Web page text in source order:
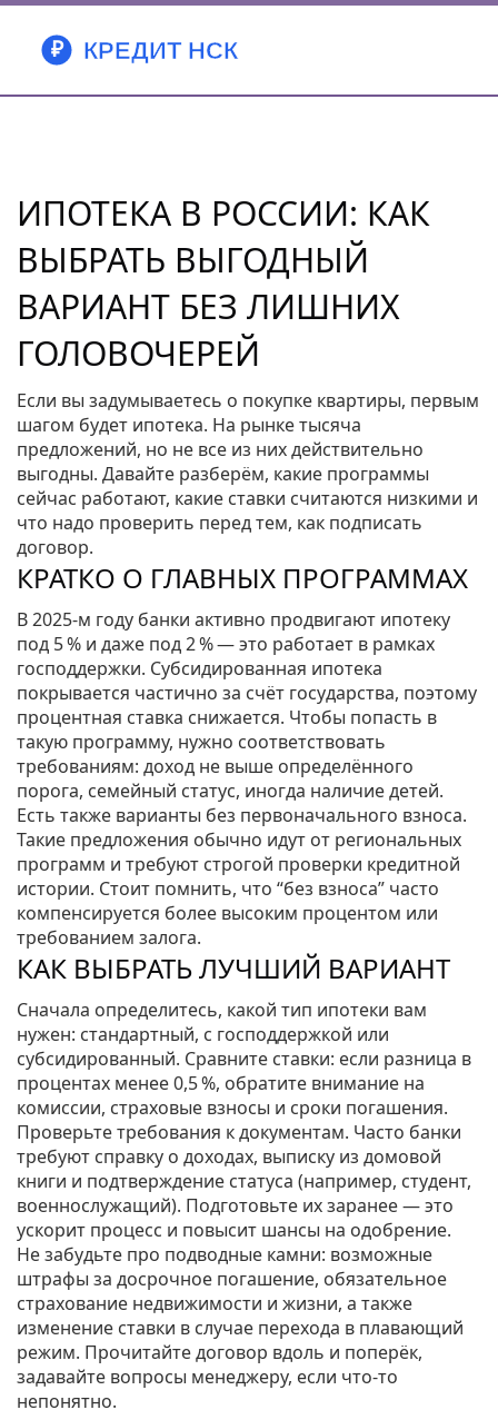
ИПОТЕКА В РОССИИ: КАК
ВЫБРАТЬ ВЫГОДНЫЙ
ВАРИАНТ БЕЗ ЛИШНИХ
ГОЛОВОЧЕРЕЙ
Если вы задумываетесь о покупке квартиры, первым
шагом будет ипотека. На рынке тысяча
предложений, но не все из них действительно
выгодны. Давайте разберём, какие программы
сейчас работают, какие ставки считаются низкими и
что надо проверить перед тем, как подписать
договор.
КРАТКО О ГЛАВНЫХ ПРОГРАММАХ
В 2025‑м году банки активно продвигают ипотеку
под 5 % и даже под 2 % — это работает в рамках
господдержки. Субсидированная ипотека
покрывается частично за счёт государства, поэтому
процентная ставка снижается. Чтобы попасть в
такую программу, нужно соответствовать
требованиям: доход не выше определённого
порога, семейный статус, иногда наличие детей.
Есть также варианты без первоначального взноса.
Такие предложения обычно идут от региональных
программ и требуют строгой проверки кредитной
истории. Стоит помнить, что “без взноса” часто
компенсируется более высоким процентом или
требованием залога.
КАК ВЫБРАТЬ ЛУЧШИЙ ВАРИАНТ
Сначала определитесь, какой тип ипотеки вам
нужен: стандартный, с господдержкой или
субсидированный. Сравните ставки: если разница в
процентах менее 0,5 %, обратите внимание на
комиссии, страховые взносы и сроки погашения.
Проверьте требования к документам. Часто банки
требуют справку о доходах, выписку из домовой
книги и подтверждение статуса (например, студент,
военнослужащий). Подготовьте их заранее — это
ускорит процесс и повысит шансы на одобрение.
Не забудьте про подводные камни: возможные
штрафы за досрочное погашение, обязательное
страхование недвижимости и жизни, а также
изменение ставки в случае перехода в плавающий
режим. Прочитайте договор вдоль и поперёк,
задавайте вопросы менеджеру, если что‑то
непонятно.